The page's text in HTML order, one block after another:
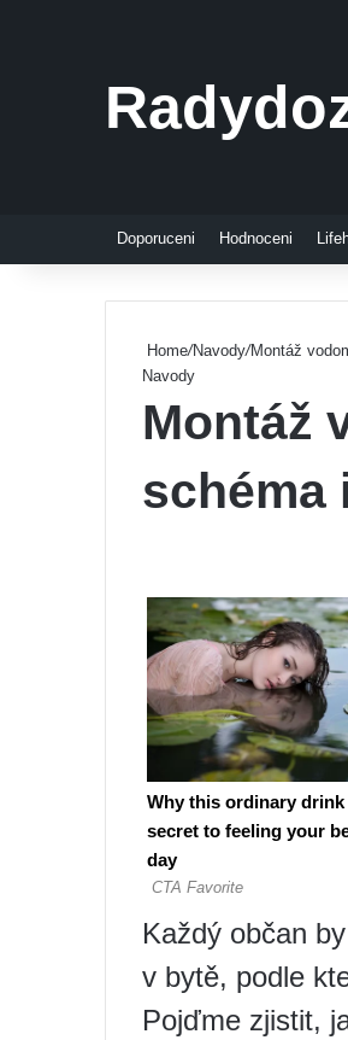
Doporuceni Hodnoceni
Home/Navody/Montáž
Navody
Montáž
schéma
Každý občan
v bytě, podle
Pojďme zjistit,